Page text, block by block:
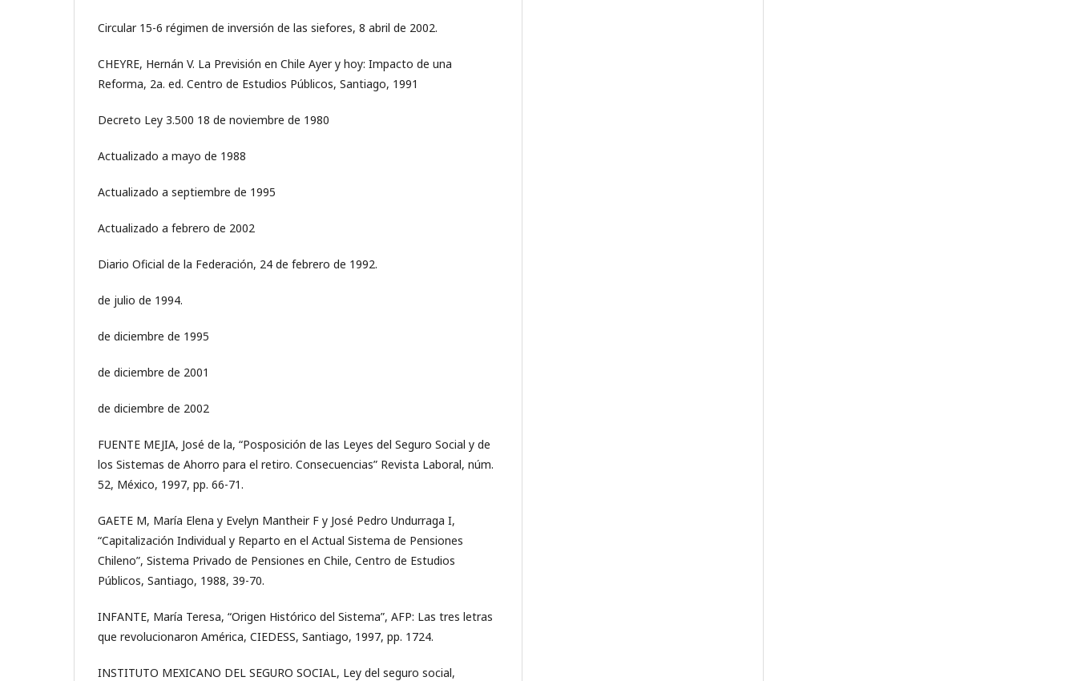
Circular 15-6 régimen de inversión de las siefores, 8 abril de 2002.
CHEYRE, Hernán V. La Previsión en Chile Ayer y hoy: Impacto de una
Reforma, 2a. ed. Centro de Estudios Públicos, Santiago, 1991
Decreto Ley 3.500 18 de noviembre de 1980
Actualizado a mayo de 1988
Actualizado a septiembre de 1995
Actualizado a febrero de 2002
Diario Oficial de la Federación, 24 de febrero de 1992.
de julio de 1994.
de diciembre de 1995
de diciembre de 2001
de diciembre de 2002
FUENTE MEJIA, José de la, “Posposición de las Leyes del Seguro Social y de
los Sistemas de Ahorro para el retiro. Consecuencias” Revista Laboral, núm.
52, México, 1997, pp. 66-71.
GAETE M, María Elena y Evelyn Mantheir F y José Pedro Undurraga I,
“Capitalización Individual y Reparto en el Actual Sistema de Pensiones
Chileno”, Sistema Privado de Pensiones en Chile, Centro de Estudios
Públicos, Santiago, 1988, 39-70.
INFANTE, María Teresa, “Origen Histórico del Sistema”, AFP: Las tres letras
que revolucionaron América, CIEDESS, Santiago, 1997, pp. 1724.
INSTITUTO MEXICANO DEL SEGURO SOCIAL, Ley del seguro social,